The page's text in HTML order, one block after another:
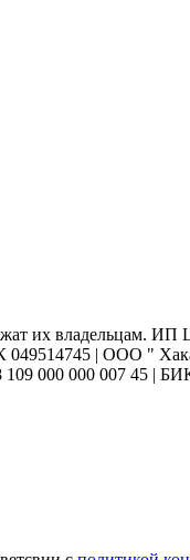
их владельцам.
049514745 | ООО "
000 000 007 45 |